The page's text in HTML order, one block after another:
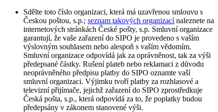
Sdělte toto číslo organizaci, která má uzavřenou smlouvu s
Českou poštou, s.p.; seznam takových organizacínaleznete na
internetových stránkách České pošty, s.p. Smluvní organizace
garantují, že vaše zařazení do SIPO je provedeno s vaším
výslovným souhlasem nebo alespoň s vaším vědomím.
Smluvní organizace odpovídá jak za oprávněnost, tak za výši
předepsané částky. Rušení plateb nebo reklamaci z důvodu
neoprávněného předpisu platby do SIPO oznamte vaší
smluvní organizaci. Výjimku tvoří platby za rozhlasové a
televizní přijímače, jejichž zařazení do SIPO zprostředkuje
Česká pošta, s.p., která odpovídá za to, že poplatky budou
předepsány v zákonem stanovené výši.